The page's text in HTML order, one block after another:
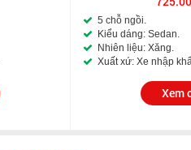
5 chỗ ngồi.
Kiểu dáng: Sedan.
Nhiên liệu: Xăng.
Xuất xứ: Xe nhập
Xem